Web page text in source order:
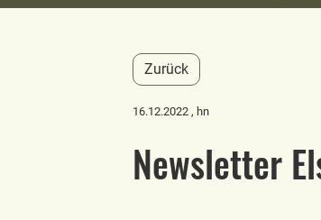
Zurück
16.12.2022 , hn
Newsletter